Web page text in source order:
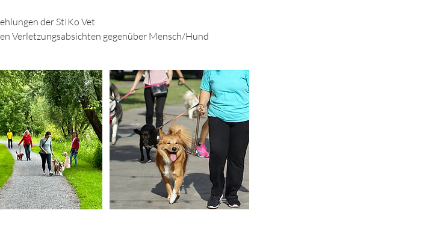
der StIKo Vet
Verletzungsabsichten gegenüber Mensch/Hund